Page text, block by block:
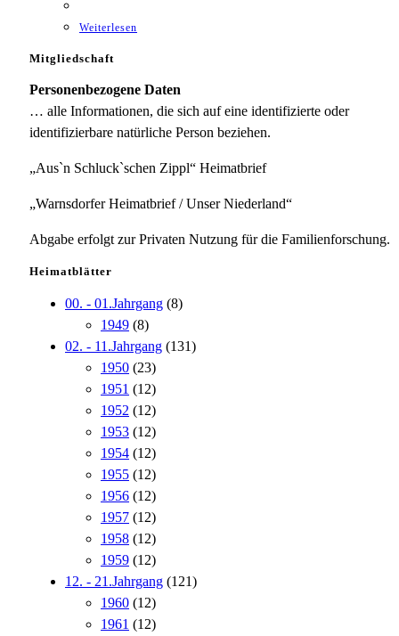
Weiterlesen
Mitgliedschaft
Personenbezogene Daten
… alle Informationen, die sich auf eine identifizierte oder
identifizierbare natürliche Person beziehen.
„Aus`n Schluck`schen Zippl“ Heimatbrief
„Warnsdorfer Heimatbrief / Unser Niederland“
Abgabe erfolgt zur Privaten Nutzung für die Familienforschung.
Heimatblätter
00. - 01.Jahrgang (8)
1949 (8)
02. - 11.Jahrgang (131)
1950 (23)
1951 (12)
1952 (12)
1953 (12)
1954 (12)
1955 (12)
1956 (12)
1957 (12)
1958 (12)
1959 (12)
12. - 21.Jahrgang (121)
1960 (12)
1961 (12)